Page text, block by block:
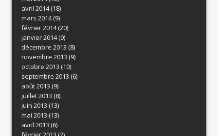
avril 2014(18)
mars 2014(9)
février 2014(20)
janvier 2014(9)
décembre 2013 (8)
novembre 2013 (9)
octobre 2013 (10)
septembre 2013 (6)
août 2013 (9)
juillet 2013 (8)
juin 2013 (13)
mai 2013 (13)
avril 2013 (6)